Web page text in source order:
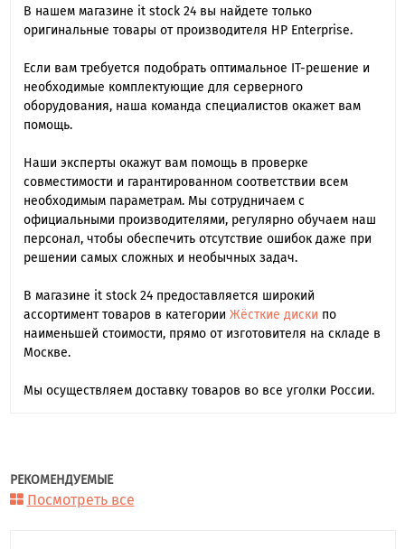
В нашем магазине it stock 24 вы найдете только
оригинальные товары от производителя HP Enterprise.
Если вам требуется подобрать оптимальное IT-решение и
необходимые комплектующие для серверного
оборудования, наша команда специалиcтов окажет вам
помощь.
Наши эксперты окажут вам помощь в проверке
совместимости и гарантированном соответствии всем
необходимым параметрам. Мы сотрудничаем с
официальными производителями, регулярно обучаем наш
персонал, чтобы обеспечить отсутствие ошибок даже при
решении самых сложных и необычных задач.
В магазине it stock 24 предоставляется широкий
ассортимент товаров в категории Жёсткие диски по
наименьшей стоимости, прямо от изготовителя на складе в
Москве.
Мы осуществляем доставку товаров во все уголки России.
РЕКОМЕНДУЕМЫЕ
Посмотреть все